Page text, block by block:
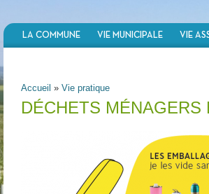
LA COMMUNE VIE MUNICIPALE VIE
VOUS ÊTES ICI
Accueil » Vie pratique
DÉCHETS MÉNAGERS